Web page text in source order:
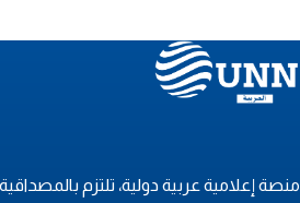
إعلامية عربية دولية، تلتزم بالمصداقية